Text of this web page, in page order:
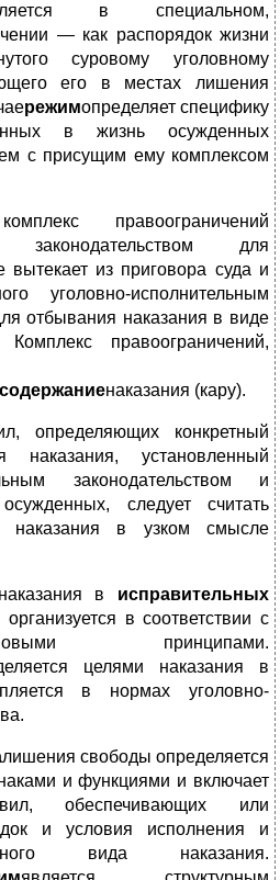
в специальном,
— как распорядок жизни
суровому уголовному
его в местах лишения
режимопределяет специфику
в жизнь осужденных
с присущим ему комплексом
правоограничений
законодательством для
из приговора суда и
уголовно-исполнительным
отбывания наказания в виде
правоограничений,
содержаниенаказания (кару).
определяющих конкретный
наказания, установленный
законодательством и
следует считать
наказания в узком смысле
в исправительных
организуется в соответствии с
принципами.
целями наказания в
в нормах уголовно-
лишения свободы определяется
и функциями и включает
обеспечивающих или
и условия исполнения и
вида наказания.